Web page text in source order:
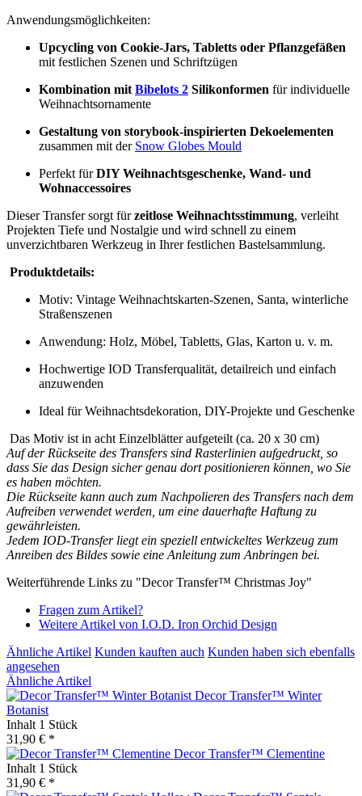
Anwendungsmöglichkeiten:
Upcycling von Cookie-Jars, Tabletts oder Pflanzgefäßen
mit festlichen Szenen und Schriftzügen
Kombination mit Bibelots 2 Silikonformen für individuelle
Weihnachtsornamente
Gestaltung von storybook-inspirierten Dekoelementen
zusammen mit der Snow Globes Mould
Perfekt fürDIY Weihnachtsgeschenke, Wand- und
Wohnaccessoires
Dieser Transfer sorgt fürzeitlose Weihnachtsstimmung, verleiht
Projekten Tiefe und Nostalgie und wird schnell zu einem
unverzichtbaren Werkzeug in Ihrer festlichen Bastelsammlung.
Produktdetails:
Motiv: Vintage Weihnachtskarten-Szenen, Santa, winterliche
Straßenszenen
Anwendung: Holz, Möbel, Tabletts, Glas, Karton u. v. m.
Hochwertige IOD Transferqualität, detailreich und einfach
anzuwenden
Ideal für Weihnachtsdekoration, DIY-Projekte und Geschenke
Das Motiv ist in acht Einzelblätter aufgeteilt (ca. 20 x 30 cm)
Auf der Rückseite des Transfers sind Rasterlinien aufgedruckt, so
dass Sie das Design sicher genau dort positionieren können, wo Sie
es haben möchten.
Die Rückseite kann auch zum Nachpolieren des Transfers nach dem
Aufreiben verwendet werden, um eine dauerhafte Haftung zu
gewährleisten.
Jedem IOD-Transfer liegt ein speziell entwickeltes Werkzeug zum
Anreiben des Bildes sowie eine Anleitung zum Anbringen bei.
Weiterführende Links zu "Decor Transfer™ Christmas Joy"
Fragen zum Artikel?
Weitere Artikel von I.O.D. Iron Orchid Design
Ähnliche Artikel Kunden kauften auch Kunden haben sich ebenfalls
angesehen
Ähnliche Artikel
Decor Transfer™ Winter
Botanist
Inhalt 1 Stück
31,90 € *
Decor Transfer™ Clementine
Inhalt 1 Stück
31,90 € *